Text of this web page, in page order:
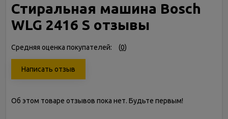
Стиральная машина Bosch
WLG 2416 S отзывы
Средняя оценка покупателей: (0)
Написать отзыв
Об этом товаре отзывов пока нет. Будьте первым!